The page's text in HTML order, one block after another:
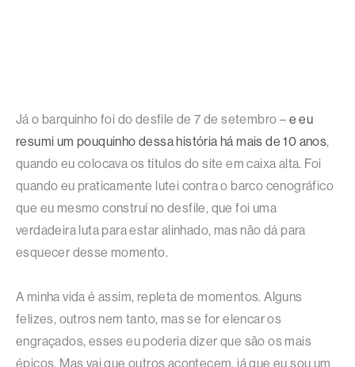
Já o barquinho foi do desfile de 7 de setembro – e eu
resumi um pouquinho dessa história há mais de 10 anos,
quando eu colocava os títulos do site em caixa alta. Foi
quando eu praticamente lutei contra o barco cenográfico
que eu mesmo construí no desfile, que foi uma
verdadeira luta para estar alinhado, mas não dá para
esquecer desse momento.
A minha vida é assim, repleta de momentos. Alguns
felizes, outros nem tanto, mas se for elencar os
engraçados, esses eu poderia dizer que são os mais
épicos. Mas vai que outros acontecem, já que eu sou um